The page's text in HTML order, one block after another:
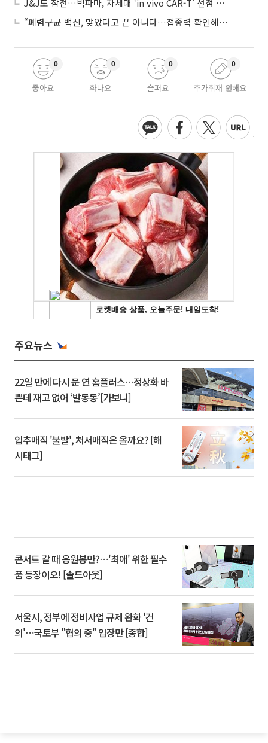
“폐렴구균 백신, 맞았다고 끝 아니다…접종력 확인해야”
좋아요
0
화나요
0
슬퍼요
0
추가취재 원해요
0
주요뉴스
22일 만에 다시 문 연 홈플러스…정상화 바
쁜데 재고 없어 ‘발동동’[가보니]
입추매직 '불발', 처서매직은 올까요? [해
시태그]
콘서트 갈 때 응원봉만?⋯'최애' 위한 필수
품 등장이오! [솔드아웃]
서울시, 정부에 정비사업 규제 완화 '건
의'⋯국토부 "협의 중" 입장만 [종합]